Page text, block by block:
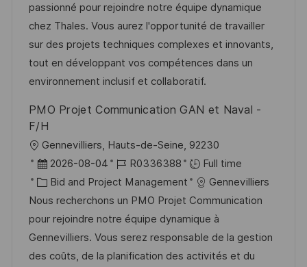
t
i
o
n
t
e
d
D
a
e
I
d
t
e
g
o
r
passionné pour rejoindre notre équipe dynamique
chez Thales. Vous aurez l'opportunité de travailler
sur des projets techniques complexes et innovants,
tout en développant vos compétences dans un
environnement inclusif et collaboratif.
PMO Projet Communication GAN et Naval -
F/H
L
o
c
a
t
i
o
Gennevilliers, Hauts-de-Seine, 92230
P
o
s
t
e
d
2026-08-04
J
o
b
I
d
R0336388
Full time
C
a
t
e
g
Bid and Project Management
Gennevilliers
Nous recherchons un PMO Projet Communication
pour rejoindre notre équipe dynamique à
Gennevilliers. Vous serez responsable de la gestion
des coûts, de la planification des activités et du